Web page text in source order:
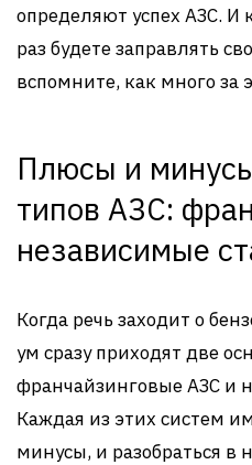
определяют успех АЗС.
раз будете заправлять
вспомните, как много за
Плюсы и
типов АЗС:
независимые
Когда речь заходит о
ум сразу приходят две
франчайзинговые АЗС и
Каждая из этих систем
минусы, и разобраться в